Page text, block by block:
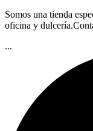
Somos una tienda
oficina y
...